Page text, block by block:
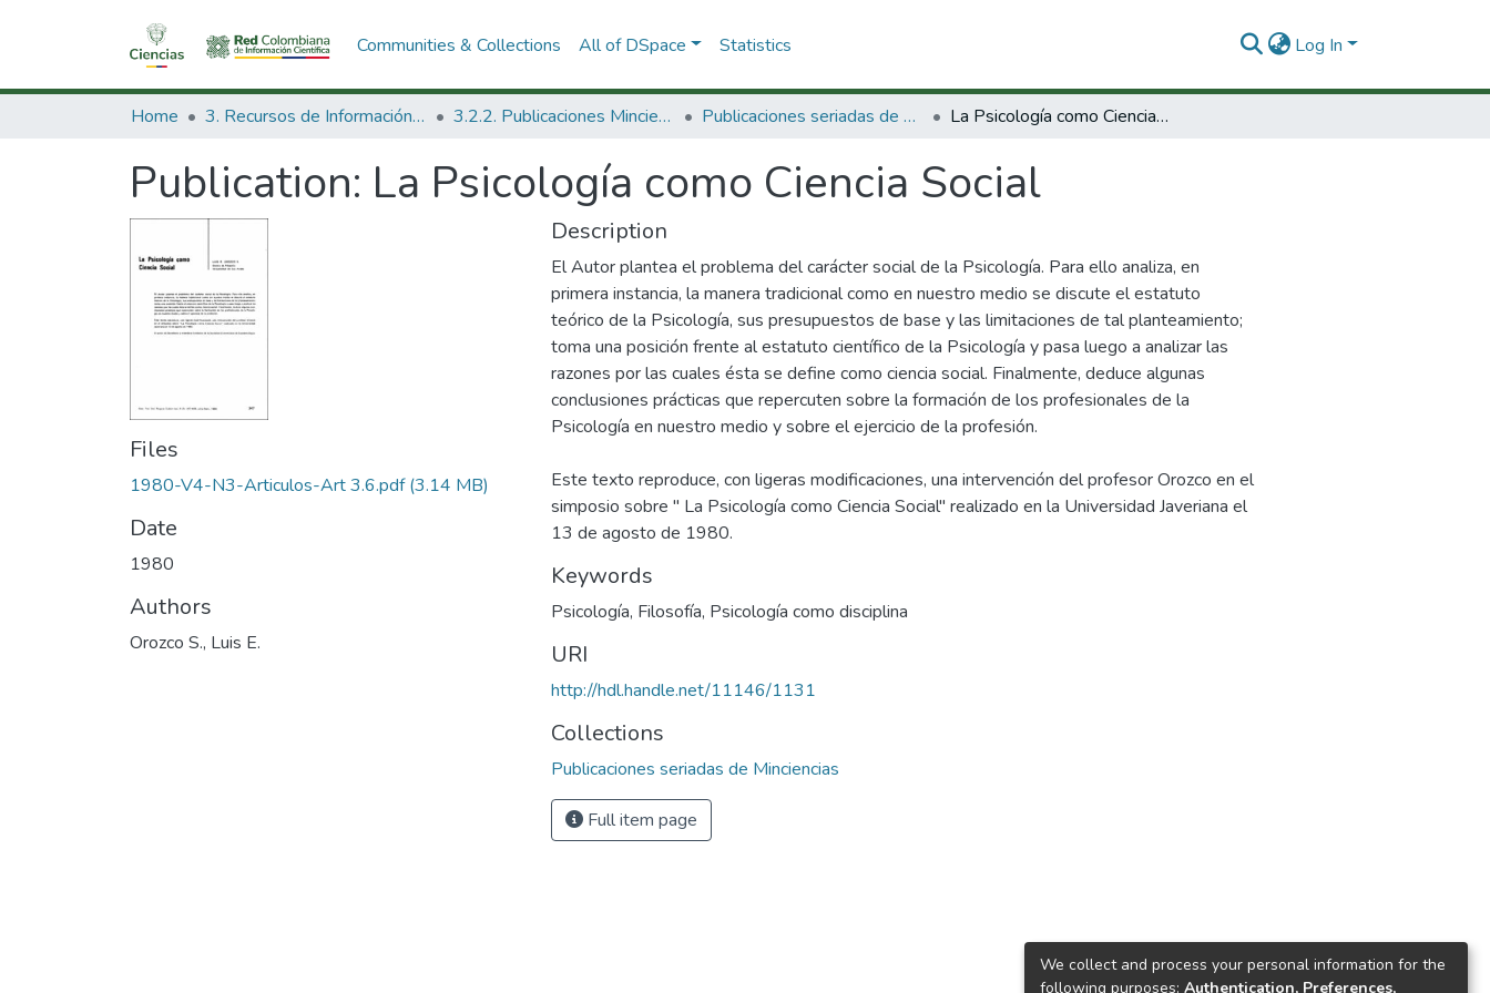
Communities & Collections All of DSpace Statistics Log In
Home 3. Recursos de Información Científica y Tecnológica 3.2.2. Publicaciones Minciencias Publicaciones seriadas de Minciencias La Psicología como Ciencia Social
Publication: La Psicología como Ciencia Social
Files
1980-V4-N3-Articulos-Art 3.6.pdf(3.14 MB)
Date
1980
Authors
Orozco S., Luis E.
Description
El Autor plantea el problema del carácter social de la Psicología. Para ello analiza, en
primera instancia, la manera tradicional como en nuestro medio se discute el estatuto
teórico de la Psicología, sus presupuestos de base y las limitaciones de tal planteamiento;
toma una posición frente al estatuto científico de la Psicología y pasa luego a analizar las
razones por las cuales ésta se define como ciencia social. Finalmente, deduce algunas
conclusiones prácticas que repercuten sobre la formación de los profesionales de la
Psicología en nuestro medio y sobre el ejercicio de la profesión.
Este texto reproduce, con ligeras modificaciones, una intervención del profesor Orozco en el
simposio sobre " La Psicología como Ciencia Social" realizado en la Universidad Javeriana el
13 de agosto de 1980.
Keywords
Psicología, Filosofía, Psicología como disciplina
URI
http://hdl.handle.net/11146/1131
Collections
Publicaciones seriadas de Minciencias
Full item page
We collect and process your personal information for the
following purposes: Authentication, Preferences,